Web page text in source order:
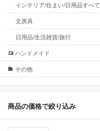
インテリア/住まい/日用品すべて
文房具
日用品/生活雑貨/旅行
ハンドメイド
その他
商品の価格で絞り込み